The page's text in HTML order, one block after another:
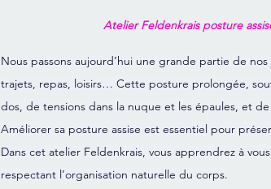
Atelier Feldenkrais posture
Nous passons aujourd’hui une grande partie de
trajets, repas, loisirs… Cette posture prolongée,
dos, de tensions dans la nuque et les épaules, et
Améliorer sa posture assise est essentiel pour
Dans cet atelier Feldenkrais, vous apprendrez à
respectant l’organisation naturelle du corps.